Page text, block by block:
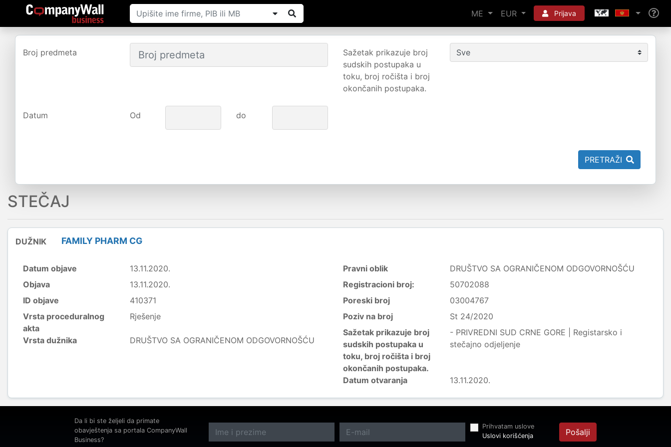
ME EUR Prijava
Broj predmeta
Sažetak prikazuje broj
sudskih postupaka u
toku, broj ročišta i broj
okončanih postupaka.
Datum Od do
PRETRAŽI
STEČAJ
DUŽNIK FAMILY PHARM CG
Datum objave
13.11.2020.
Objava
13.11.2020.
ID objave
410371
Vrsta proceduralnog
akta
Rješenje
Vrsta dužnika DRUŠTVO SA OGRANIČENOM ODGOVORNOŠĆU
Pravni oblik
DRUŠTVO SA OGRANIČENOM ODGOVORNOŠĆU
Registracioni broj:
50702088
Poreski broj
03004767
Poziv na broj
St 24/2020
Sažetak prikazuje broj
sudskih postupaka u
toku, broj ročišta i broj
okončanih postupaka.
- PRIVREDNI SUD CRNE GORE | Registarsko i
stečajno odjeljenje
Datum otvaranja 13.11.2020.
Da li bi ste željeli da primate
obavještenja sa portala CompanyWall
Business?
Prihvatam uslove
Uslovi korišćenja
Pošalji